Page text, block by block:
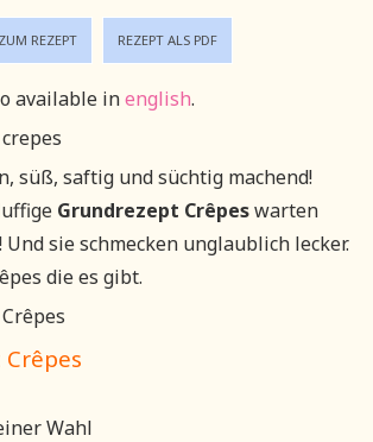
ZUM REZEPT REZEPT ALS PDF
available inenglish.
süß, saftig und süchtig machend!
Grundrezept Crêpeswarten
Und sie schmecken unglaublich lecker.
die es gibt.
Wahl